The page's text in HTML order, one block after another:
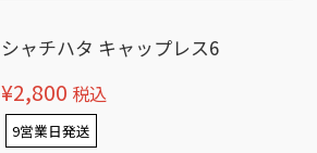
シャチハタ キャップレス6
¥2,800 税込
9営業日発送